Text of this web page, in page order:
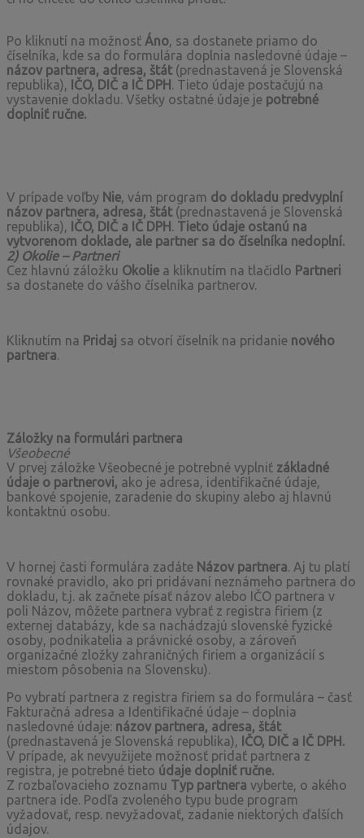
Po kliknutí na možnosť Áno, sa dostanete priamo do
číselníka, kde sa do formulára doplnia nasledovné údaje –
názov partnera, adresa, štát(prednastavená je Slovenská
republika), IČO, DIČ a IČ DPH . Tieto údaje postačujú na
vystavenie dokladu. Všetky ostatné údaje je potrebné
doplniť ručne.
V prípade voľby Nie, vám program do dokladu predvyplní
názov partnera, adresa, štát(prednastavená je Slovenská
republika), IČO, DIČ a IČ DPH . Tieto údaje ostanú na
vytvorenom doklade, ale partner sa do číselníka nedoplní.
2) Okolie – Partneri
Cez hlavnú záložku Okolie a kliknutím na tlačidlo Partneri
sa dostanete do vášho číselníka partnerov.
Kliknutím na Pridaj sa otvorí číselník na pridanie nového
partnera.
Záložky na formulári partnera
Všeobecné
V prvej záložke Všeobecné je potrebné vyplniť základné
údaje o partnerovi, ako je adresa, identifikačné údaje,
bankové spojenie, zaradenie do skupiny alebo aj hlavnú
kontaktnú osobu.
V hornej časti formulára zadáte Názov partnera. Aj tu platí
rovnaké pravidlo, ako pri pridávaní neznámeho partnera do
dokladu, t.j. ak začnete písať názov alebo IČO partnera v
poli Názov, môžete partnera vybrať z registra firiem (z
externej databázy, kde sa nachádzajú slovenské fyzické
osoby, podnikatelia a právnické osoby, a zároveň
organizačné zložky zahraničných firiem a organizácií s
miestom pôsobenia na Slovensku).
Po vybratí partnera z registra firiem sa do formulára – časť
Fakturačná adresa a Identifikačné údaje – doplnia
nasledovné údaje: názov partnera, adresa, štát
(prednastavená je Slovenská republika), IČO, DIČ a IČ DPH.
V prípade, ak nevyužijete možnosť pridať partnera z
registra, je potrebné tieto údaje doplniť ručne.
Z rozbaľovacieho zoznamu Typ partnera vyberte, o akého
partnera ide. Podľa zvoleného typu bude program
vyžadovať, resp. nevyžadovať, zadanie niektorých ďalších
údajov.